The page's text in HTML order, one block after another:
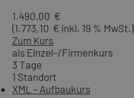
1.490,00 €
(1.773,10 € inkl. 19 % MwSt.)
Zum Kurs
als Einzel-/Firmenkurs
3 Tage
1 Standort
XML - Aufbaukurs